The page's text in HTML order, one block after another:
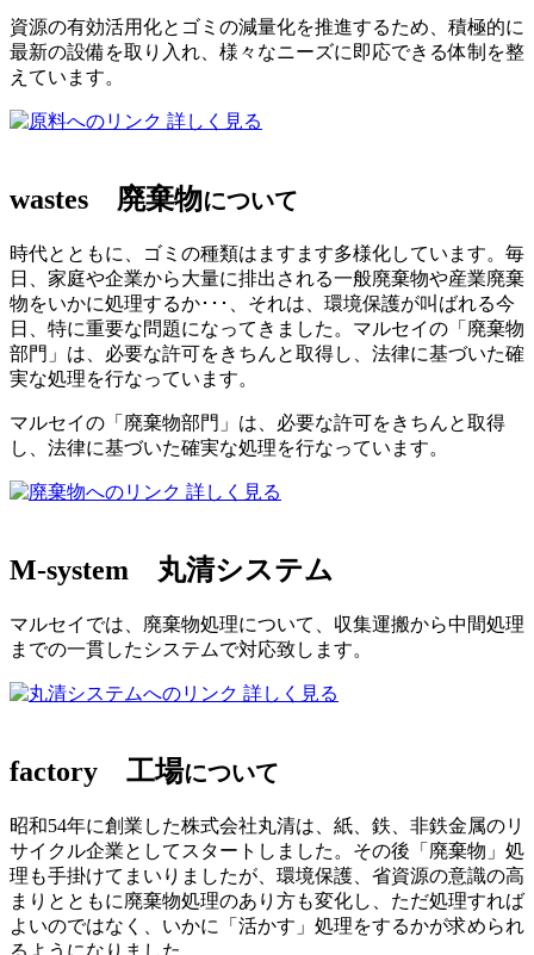
資源の有効活用化とゴミの減量化を推進するため、積極的に
最新の設備を取り入れ、様々なニーズに即応できる体制を整
えています。
詳しく見る
wastes 廃棄物について
時代とともに、ゴミの種類はますます多様化しています。毎
日、家庭や企業から大量に排出される一般廃棄物や産業廃棄
物をいかに処理するか･･･、それは、環境保護が叫ばれる今
日、特に重要な問題になってきました。マルセイの「廃棄物
部門」は、必要な許可をきちんと取得し、法律に基づいた確
実な処理を行なっています。
マルセイの「廃棄物部門」は、必要な許可をきちんと取得
し、法律に基づいた確実な処理を行なっています。
詳しく見る
M-system 丸清システム
マルセイでは、廃棄物処理について、収集運搬から中間処理
までの一貫したシステムで対応致します。
詳しく見る
factory 工場について
昭和54年に創業した株式会社丸清は、紙、鉄、非鉄金属のリ
サイクル企業としてスタートしました。その後「廃棄物」処
理も手掛けてまいりましたが、環境保護、省資源の意識の高
まりとともに廃棄物処理のあり方も変化し、ただ処理すれば
よいのではなく、いかに「活かす」処理をするかが求められ
るようになりました。